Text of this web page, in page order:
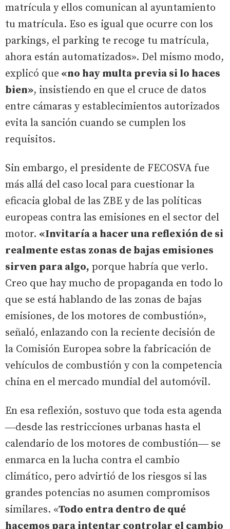
matrícula y ellos comunican al ayuntamiento
tu matrícula. Eso es igual que ocurre con los
parkings, el parking te recoge tu matrícula,
ahora están automatizados». Del mismo modo,
explicó que «no hay multa previa si lo haces
bien», insistiendo en que el cruce de datos
entre cámaras y establecimientos autorizados
evita la sanción cuando se cumplen los
requisitos.
Sin embargo, el presidente de FECOSVA fue
más allá del caso local para cuestionar la
eficacia global de las ZBE y de las políticas
europeas contra las emisiones en el sector del
motor. «Invitaría a hacer una reflexión de si
realmente estas zonas de bajas emisiones
sirven para algo, porque habría que verlo.
Creo que hay mucho de propaganda en todo lo
que se está hablando de las zonas de bajas
emisiones, de los motores de combustión»,
señaló, enlazando con la reciente decisión de
la Comisión Europea sobre la fabricación de
vehículos de combustión y con la competencia
china en el mercado mundial del automóvil.
En esa reflexión, sostuvo que toda esta agenda
―desde las restricciones urbanas hasta el
calendario de los motores de combustión― se
enmarca en la lucha contra el cambio
climático, pero advirtió de los riesgos si las
grandes potencias no asumen compromisos
similares. «Todo entra dentro de qué
hacemos para intentar controlar el cambio